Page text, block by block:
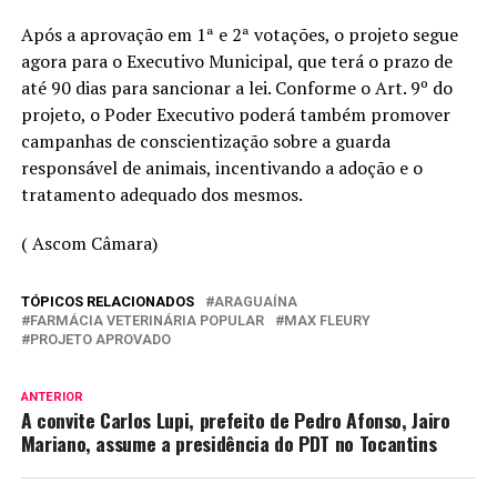
Após a aprovação em 1ª e 2ª votações, o projeto segue
agora para o Executivo Municipal, que terá o prazo de
até 90 dias para sancionar a lei. Conforme o Art. 9º do
projeto, o Poder Executivo poderá também promover
campanhas de conscientização sobre a guarda
responsável de animais, incentivando a adoção e o
tratamento adequado dos mesmos.
( Ascom Câmara)
TÓPICOS RELACIONADOS
ARAGUAÍNA
FARMÁCIA VETERINÁRIA POPULAR
MAX FLEURY
PROJETO APROVADO
ANTERIOR
A convite Carlos Lupi, prefeito de Pedro Afonso, Jairo
Mariano, assume a presidência do PDT no Tocantins